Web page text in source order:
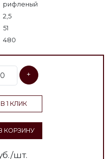
рифленый
2,5
51
480
+
1 КЛИК
КОРЗИНУ
шт.